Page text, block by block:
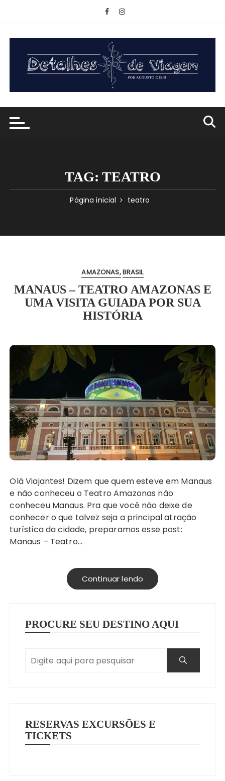
conteúdo
TAG: TEATRO
Página inicial teatro
AMAZONAS BRASIL
MANAUS – TEATRO AMAZONAS E
UMA VISITA GUIADA POR SUA
HISTÓRIA
Olá Viajantes! Dizem que quem esteve em Manaus
e não conheceu o Teatro Amazonas não
conheceu Manaus. Pra que você não deixe de
conhecer o que talvez seja a principal atração
turística da cidade, preparamos esse post:
Manaus – Teatro…
Continuar lendo
PROCURE SEU DESTINO AQUI
RESERVAS EXCURSÕES E
TICKETS